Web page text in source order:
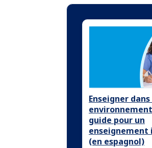
Enseigner dans
guide pour un
enseignement
(en espagnol)